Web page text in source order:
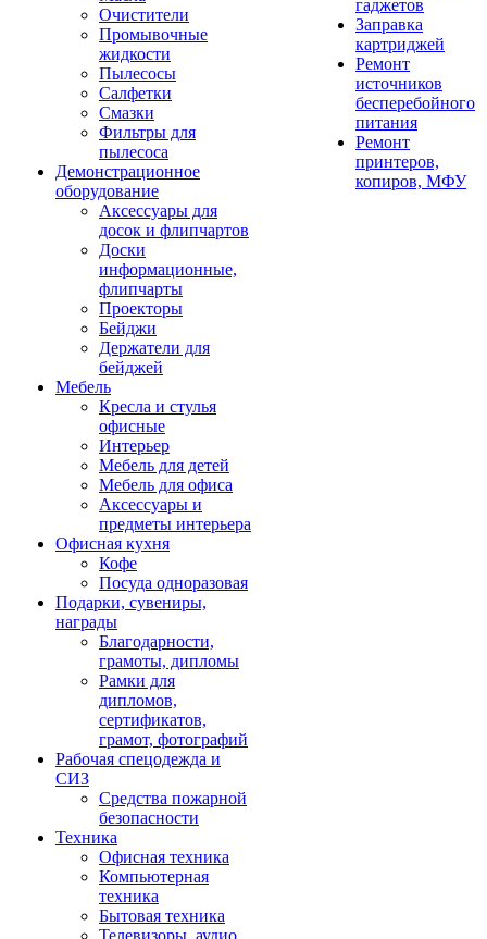
Очистители
Промывочные
жидкости
Пылесосы
Салфетки
Смазки
Фильтры для
пылесоса
Демонстрационное
оборудование
Аксессуары для
досок и флипчартов
Доски
информационные,
флипчарты
Проекторы
Бейджи
Держатели для
бейджей
Мебель
Кресла и стулья
офисные
Интерьер
Мебель для детей
Мебель для офиса
Аксессуары и
предметы интерьера
Офисная кухня
Кофе
Посуда одноразовая
Подарки, сувениры,
награды
Благодарности,
грамоты, дипломы
Рамки для
дипломов,
сертификатов,
грамот, фотографий
Рабочая спецодежда и
СИЗ
Средства пожарной
безопасности
Техника
Офисная техника
Компьютерная
техника
Бытовая техника
Телевизоры, аудио,
гаджетов
Заправка
картриджей
Ремонт
источников
бесперебойного
питания
Ремонт
принтеров,
копиров, МФУ